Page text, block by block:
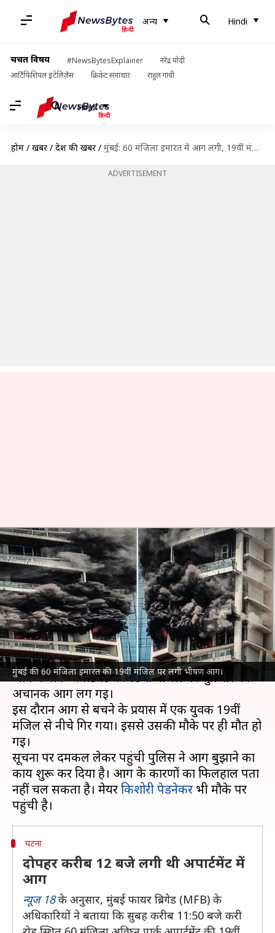
अन्य Hindi
चर्चित विषय #NewsBytesExplainer
नरेंद्र मोदी
आर्टिफिशियल इंटेलिजेंस
क्रिकेट समाचार राहुल गांधी
Hindi
होम / खबरें / देश की खबरें / मुंबई: 60 मंजिला इमारत में आग लगी, 19वीं मंजिल से गिरने से युवक की मौत
ADVERTISEMENT
मुंबई की 60 मंजिला इमारत की 19वीं मंजिल पर लगी भीषण आग।
मुंबई: 60 मंजिला इमारत में आग
लगी, 19वीं मंजिल से गिरने से युवक
की मौत
लेखन भारत शर्मा Oct 22, 2021 02:19 pm
क्या है खबर?
मुंबईके लालबाग इलाके में करी रोड स्थित 60 मंजिला
अविघ्न पार्क अपार्टमेंट की 19वीं मंजिल पर शुक्रवार को
अचानक आग लग गई।
इस दौरान आग से बचने के प्रयास में एक युवक 19वीं
मंजिल से नीचे गिर गया। इससे उसकी मौके पर ही मौत हो
गई।
सूचना पर दमकल लेकर पहुंची पुलिस ने आग बुझाने का
कार्य शुरू कर दिया है। आग के कारणों का फिलहाल पता
नहीं चल सकता है। मेयरकिशोरी पेडनेकर भी मौके पर
घटना
दोपहर करीब 12 बजे लगी थी अपार्टमेंट में
आग
न्यूज 18के अनुसार, मुंबई फायर ब्रिगेड (MFB) के
अधिकारियों ने बताया कि सुबह करीब 11:50 बजे करी